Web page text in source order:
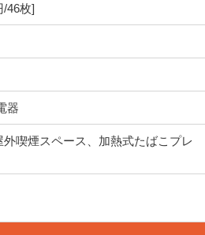
/46枚]
器
外喫煙スペース、加熱式たばこプレ